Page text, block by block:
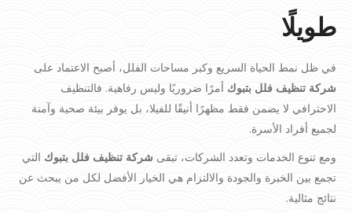
طويلًا
في ظل نمط الحياة السريع وكبر مساحات الفلل، أصبح الاعتماد على
شركة تنظيف فلل بتبوك أمرًا ضروريًا وليس رفاهية. فالتنظيف
الاحترافي لا يضمن فقط مظهرًا أنيقًا للفيلا، بل يوفر بيئة صحية وآمنة
لجميع أفراد الأسرة.
ومع تنوع الخدمات وتعدد الشركات، تبقى شركة تنظيف فلل بتبوك التي
تجمع بين الخبرة والجودة والالتزام هي الخيار الأفضل لكل من يبحث عن
نتائج مثالية.